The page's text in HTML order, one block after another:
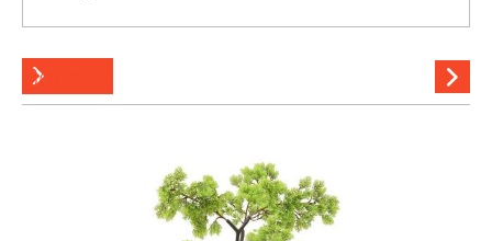
Wanduhren & Wecker
Bonsais (21.344)
Elefantenfüße (360)
Bonsais